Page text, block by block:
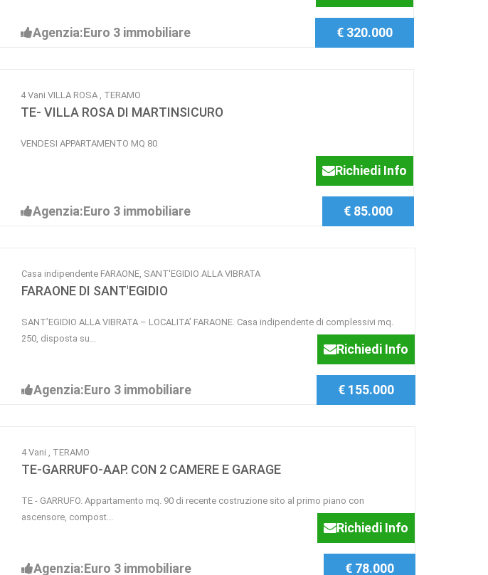
Agenzia:Euro 3 immobiliare € 320.000
4 Vani VILLA ROSA , TERAMO
TE- VILLA ROSA DI MARTINSICURO
VENDESI APPARTAMENTO MQ 80
Richiedi Info
Agenzia:Euro 3 immobiliare € 85.000
Casa indipendente FARAONE, SANT'EGIDIO ALLA VIBRATA
FARAONE DI SANT'EGIDIO
SANT’EGIDIO ALLA VIBRATA – LOCALITA’ FARAONE. Casa indipendente di complessivi mq.
250, disposta su...
Richiedi Info
Agenzia:Euro 3 immobiliare € 155.000
4 Vani , TERAMO
TE-GARRUFO-AAP. CON 2 CAMERE E GARAGE
TE - GARRUFO. Appartamento mq. 90 di recente costruzione sito al primo piano con
ascensore, compost...
Richiedi Info
Agenzia:Euro 3 immobiliare € 78.000